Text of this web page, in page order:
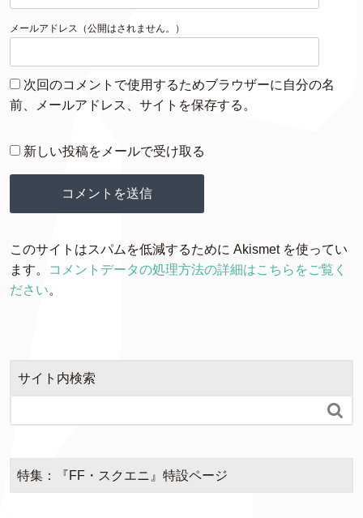
メールアドレス（公開はされません。）
次回のコメントで使用するためブラウザーに自分の名
前、メールアドレス、サイトを保存する。
新しい投稿をメールで受け取る
このサイトはスパムを低減するために Akismet を使ってい
ます。
コメントデータの処理方法の詳細はこちらをご覧く
ださい。
サイト内検索

特集：『FF・スクエニ』特設ページ